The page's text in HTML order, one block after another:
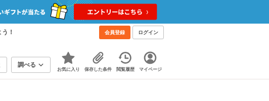
！ 会員登録 ログイン
調べる
お気に入り 保存した条件 閲覧履歴 マイページ